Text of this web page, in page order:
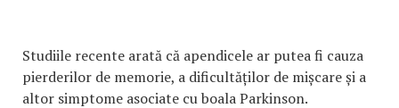
Studiile recente arată că apendicele ar putea fi cauza
pierderilor de memorie, a dificultăților de mișcare și a
altor simptome asociate cu boala Parkinson.